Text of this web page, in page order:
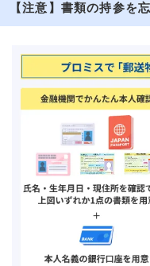
【注意】書類の持参を